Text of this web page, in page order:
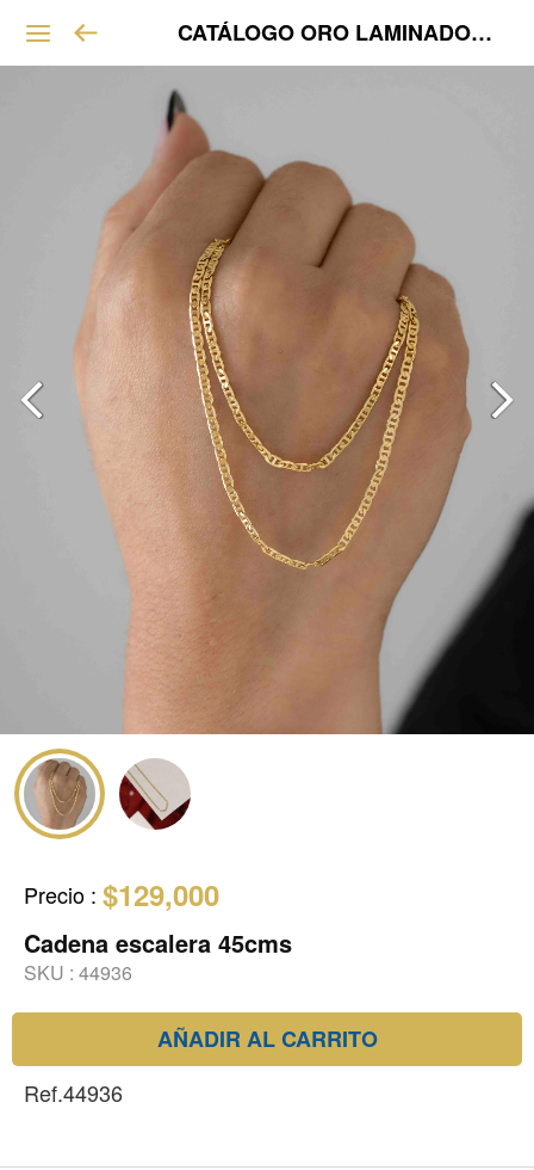
CATÁLOGO ORO LAMINADO VIP
Precio : $129,000
Cadena escalera 45cms
SKU : 44936
AÑADIR AL CARRITO
Ref.44936